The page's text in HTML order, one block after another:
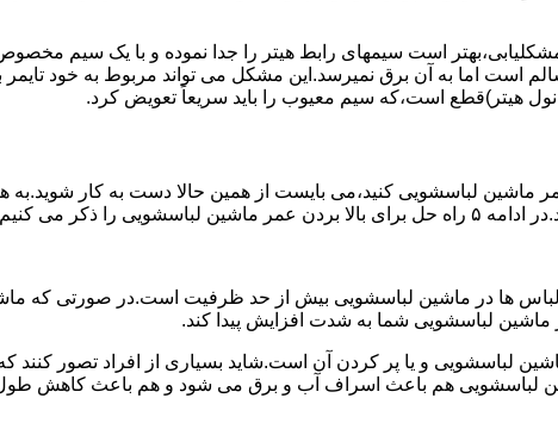
ﺳﺎﻟﻢ است اما ﺑﻪ آن ﺑﺮق نمیرسد.اﯾﻦ ﻣﺸﮑﻞ می تواند مربوط به ﺧﻮد
ﻫﯿﺘﺮ)ﻗﻄﻊ اﺳﺖ،ﮐﻪ ﺳﯿﻢ ﻣﻌﯿﻮب را ﺑﺎﯾﺪ سریعاً ﺗﻌﻮﯾﺾ کرد.
ماشین لباسشویی کنید،می بایست از همین حالا دست به کار شوید.به
ذکر می کنیم.
لباس ها در ماشین لباسشویی بیش از حد ظرفیت است.در صورتی که
و یا پر کردن آن است.شاید بسیاری از افراد تصور کنند
لباسشویی هم باعث اسراف آب و برق می شود و هم باعث کاهش